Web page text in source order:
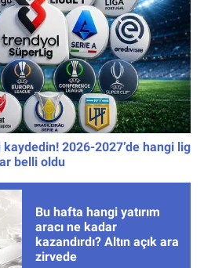
2026-2027’de hangi lig
belli oldu
Bu hafta hangi yatırım
aracı ne kadar
kazandırdı? Altın açık ara
zirvede